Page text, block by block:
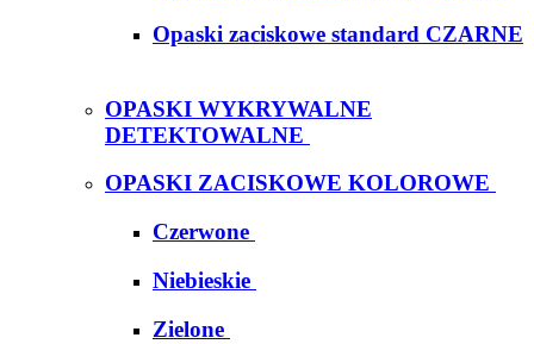
Opaski zaciskowe standard CZARNE
OPASKI WYKRYWALNE
DETEKTOWALNE
OPASKI ZACISKOWE KOLOROWE
Czerwone
Niebieskie
Zielone